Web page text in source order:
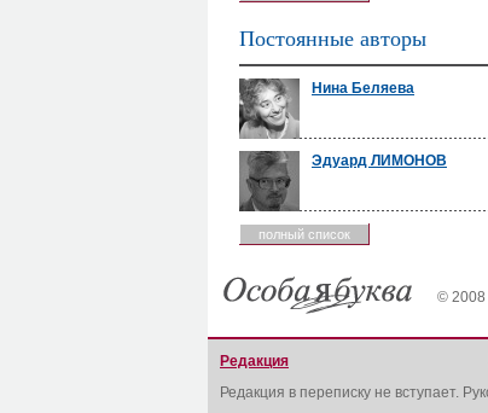
Постоянные авторы
Нина Беляева
Эдуард ЛИМОНОВ
полный список
© 2008
Редакция
Редакция в переписку не вступает.